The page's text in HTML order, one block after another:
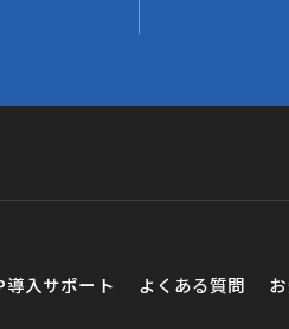
導入サポート よくある質問